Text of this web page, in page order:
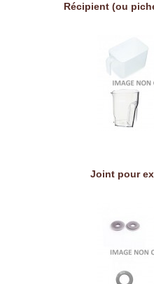
Récipient (ou
Joint pour